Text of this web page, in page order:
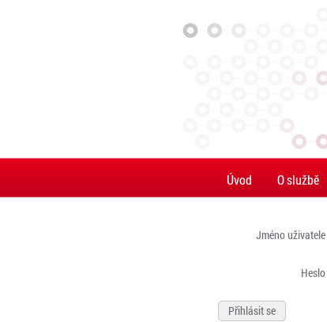
Úvod O službě
Jméno uživatele
Heslo